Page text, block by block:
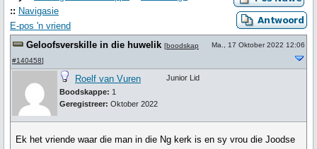
:: Navigasie
E-pos 'n vriend
Geloofsverskille in die huwelik [boodskap
#140458]
Ma., 17 Oktober 2022 12:06
Roelf van Vuren
Boodskappe: 1
Geregistreer: Oktober 2022
Junior Lid
Ek het vriende waar die man in die Ng kerk is en sy vrou die Joodse